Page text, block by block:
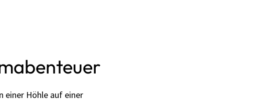
einer Höhle auf einer